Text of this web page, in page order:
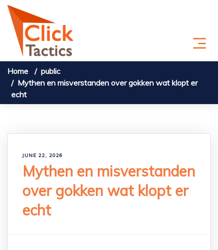
Skip to content
Home
public
Mythen en misverstanden over gokken wat klopt er
echt
JUNE 22, 2026
Mythen en misverstanden
over gokken wat klopt er
echt